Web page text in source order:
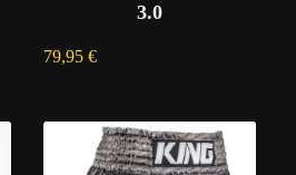
3.0
79,95 €